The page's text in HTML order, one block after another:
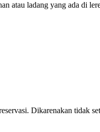
atau ladang yang ada di
Dikarenakan tidak